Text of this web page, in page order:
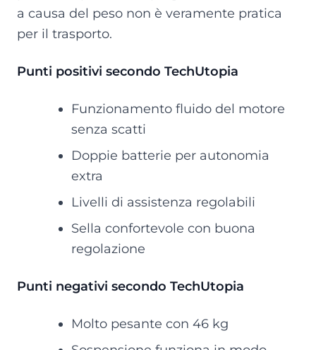
a causa del peso non è veramente pratica
per il trasporto.
Punti positivi secondo TechUtopia
Funzionamento fluido del motore
senza scatti
Doppie batterie per autonomia
extra
Livelli di assistenza regolabili
Sella confortevole con buona
regolazione
Punti negativi secondo TechUtopia
Molto pesante con 46 kg